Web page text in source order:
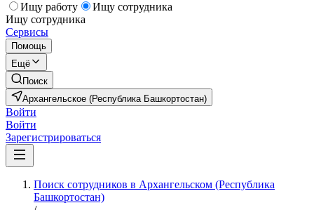
Ищу работу
Ищу сотрудника
Ищу сотрудника
Сервисы
Помощь
Ещё
Поиск
Архангельское (Республика Башкортостан)
Войти
Войти
Зарегистрироваться
Поиск сотрудников в Архангельском (Республика
Башкортостан)